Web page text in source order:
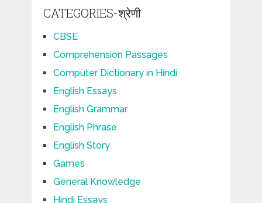
CATEGORIES-श्रेणी
CBSE
Comprehension Passages
Computer Dictionary in Hindi
English Essays
English Grammar
English Phrase
English Story
Games
General Knowledge
Hindi Essays